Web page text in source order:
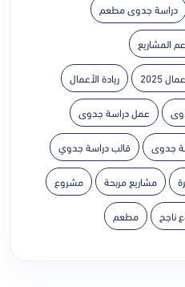
دراسة جدوى مطعم
المشاريع
2025 ريادة الأعمال
عمل دراسة جدوى
جدوى قالب دراسة جدوي
مشاريع مربحة مشروع
ناجح مطعم